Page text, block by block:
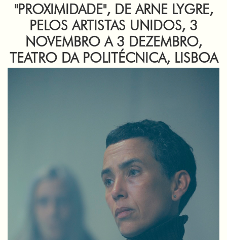
"PROXIMIDADE", DE ARNE LYGRE,
PELOS ARTISTAS UNIDOS, 3
NOVEMBRO A 3 DEZEMBRO,
TEATRO DA POLITÉCNICA, LISBOA